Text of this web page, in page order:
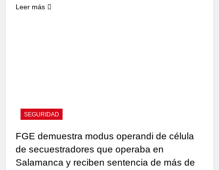
Leer más
SEGURIDAD
FGE demuestra modus operandi de célula
de secuestradores que operaba en
Salamanca y reciben sentencia de más de